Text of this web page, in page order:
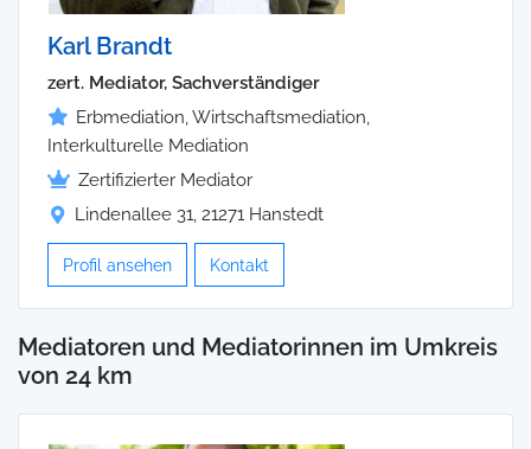
Karl Brandt
zert. Mediator, Sachverständiger
Erbmediation, Wirtschaftsmediation,
Interkulturelle Mediation
Zertifizierter Mediator
Lindenallee 31, 21271 Hanstedt
Profil ansehen Kontakt
Mediatoren und Mediatorinnen im Umkreis
von 24 km